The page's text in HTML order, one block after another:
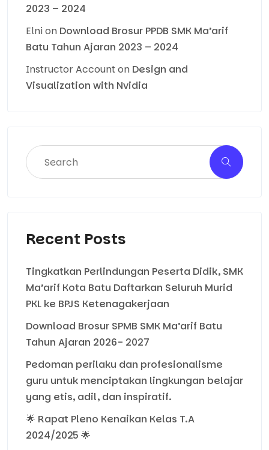
2023 – 2024
Elnion Download Brosur PPDB SMK Ma’arif
Batu Tahun Ajaran 2023 – 2024
Instructor Accounton Design and
Visualization with Nvidia
Recent Posts
Tingkatkan Perlindungan Peserta Didik, SMK
Ma’arif Kota Batu Daftarkan Seluruh Murid
PKL ke BPJS Ketenagakerjaan
Download Brosur SPMB SMK Ma’arif Batu
Tahun Ajaran 2026- 2027
Pedoman perilaku dan profesionalisme
guru untuk menciptakan lingkungan belajar
yang etis, adil, dan inspiratif.
🌟 Rapat Pleno Kenaikan Kelas T.A
2024/2025 🌟